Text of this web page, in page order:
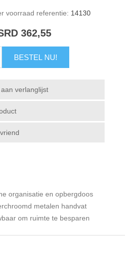
voorraad referentie: 14130
362,55
BESTEL NU!
verlanglijst
organisatie en opbergdoos
metalen handvat
om ruimte te besparen